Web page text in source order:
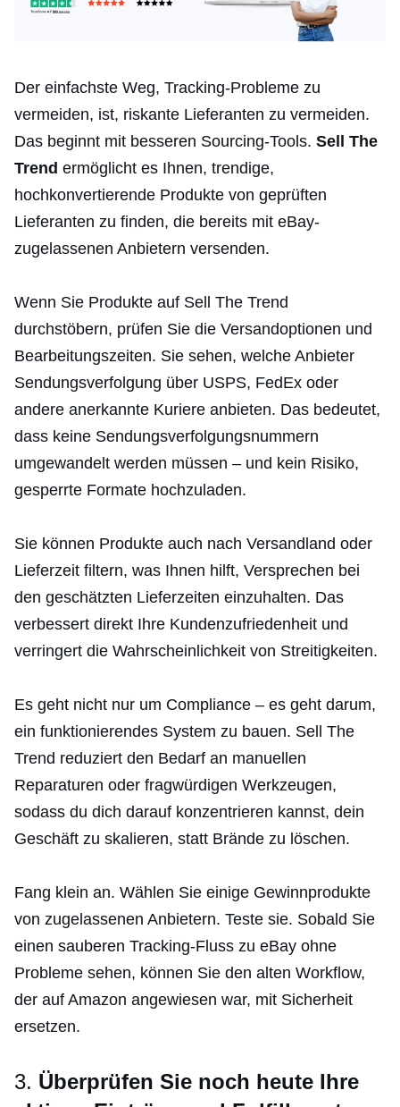
Der einfachste Weg, Tracking-Probleme zu
vermeiden, ist, riskante Lieferanten zu vermeiden.
Das beginnt mit besseren Sourcing-Tools. Sell The
Trend ermöglicht es Ihnen, trendige,
hochkonvertierende Produkte von geprüften
Lieferanten zu finden, die bereits mit eBay-
zugelassenen Anbietern versenden.
Wenn Sie Produkte auf Sell The Trend
durchstöbern, prüfen Sie die Versandoptionen und
Bearbeitungszeiten. Sie sehen, welche Anbieter
Sendungsverfolgung über USPS, FedEx oder
andere anerkannte Kuriere anbieten. Das bedeutet,
dass keine Sendungsverfolgungsnummern
umgewandelt werden müssen – und kein Risiko,
gesperrte Formate hochzuladen.
Sie können Produkte auch nach Versandland oder
Lieferzeit filtern, was Ihnen hilft, Versprechen bei
den geschätzten Lieferzeiten einzuhalten. Das
verbessert direkt Ihre Kundenzufriedenheit und
verringert die Wahrscheinlichkeit von Streitigkeiten.
Es geht nicht nur um Compliance – es geht darum,
ein funktionierendes System zu bauen. Sell The
Trend reduziert den Bedarf an manuellen
Reparaturen oder fragwürdigen Werkzeugen,
sodass du dich darauf konzentrieren kannst, dein
Geschäft zu skalieren, statt Brände zu löschen.
Fang klein an. Wählen Sie einige Gewinnprodukte
von zugelassenen Anbietern. Teste sie. Sobald Sie
einen sauberen Tracking-Fluss zu eBay ohne
Probleme sehen, können Sie den alten Workflow,
der auf Amazon angewiesen war, mit Sicherheit
ersetzen.
3. Überprüfen Sie noch heute Ihre